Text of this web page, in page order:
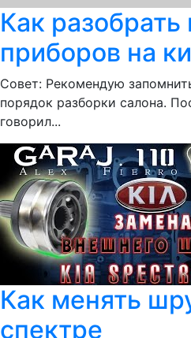
Как разобрать
приборов на
Совет: Рекомендую
порядок разборки салона.
говорил...
Как менять
спектре